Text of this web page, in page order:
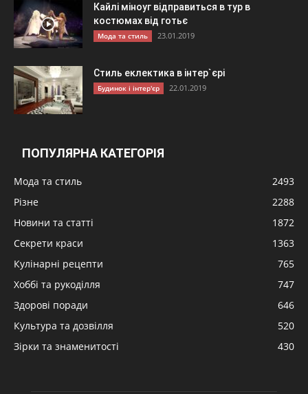
Кайлі міноуг відправиться в тур в
костюмах від готьє
Мода та стиль 23.01.2019
Стиль еклектика в інтер`єрі
Будинок і інтер'єр 22.01.2019
ПОПУЛЯРНА КАТЕГОРІЯ
Мода та стиль
2493
Різне
2288
Новини та статті
1872
Секрети краси
1363
Кулінарні рецепти
765
Хоббі та рукоділля
747
Здорові поради
646
Культура та дозвілля
520
Зірки та знаменитості
430